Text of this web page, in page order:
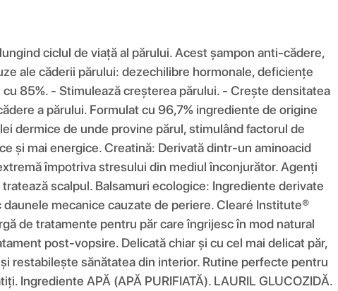
ciclul de viață al părului. Acest șampon anti-cădere,
ale căderii părului: dezechilibre hormonale, deficiențe
85%. - Stimulează creșterea părului. - Crește densitatea
a părului. Formulat cu 96,7% ingrediente de origine
dermice de unde provine părul, stimulând factorul de
și mai energice. Creatină: Derivată dintr-un aminoacid
împotriva stresului din mediul înconjurător. Agenți
scalpul. Balsamuri ecologice: Ingrediente derivate
mecanice cauzate de periere. Clearé Institute®
de tratamente pentru păr care îngrijesc în mod natural
post-vopsire. Delicată chiar și cu cel mai delicat păr,
restabilește sănătatea din interior. Rutine perfecte pentru
Ingrediente APĂ (APĂ PURIFIATĂ). LAURIL GLUCOZIDĂ.